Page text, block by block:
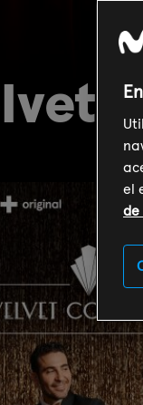
el
de